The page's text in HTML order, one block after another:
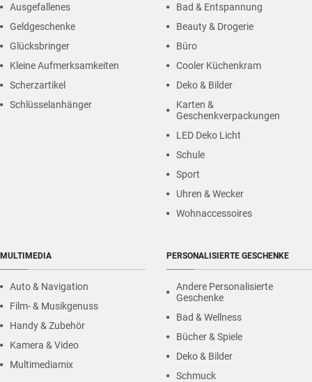
Ausgefallenes
Geldgeschenke
Glücksbringer
Kleine Aufmerksamkeiten
Scherzartikel
Schlüsselanhänger
Bad & Entspannung
Beauty & Drogerie
Büro
Cooler Küchenkram
Deko & Bilder
Karten &
Geschenkverpackungen
LED Deko Licht
Schule
Sport
Uhren & Wecker
Wohnaccessoires
MULTIMEDIA
Auto & Navigation
Film- & Musikgenuss
Handy & Zubehör
Kamera & Video
Multimediamix
PERSONALISIERTE GESCHENKE
Andere Personalisierte
Geschenke
Bad & Wellness
Bücher & Spiele
Deko & Bilder
Schmuck